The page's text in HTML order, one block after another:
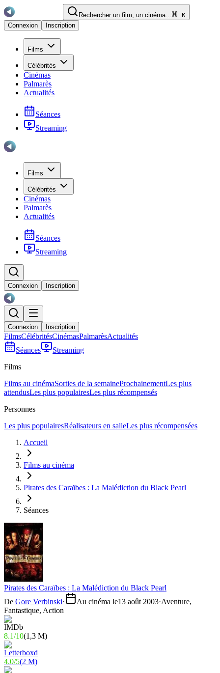
Rechercher un film, un cinéma...
K
Connexion
Inscription
Films
Célébrités
Cinémas
Palmarès
Actualités
Séances
Streaming
Films
Célébrités
Cinémas
Palmarès
Actualités
Séances
Streaming
Connexion Inscription
Connexion Inscription
FilmsCélébritésCinémasPalmarèsActualités
Séances
Streaming
Films
Films au cinémaSorties de la semaineProchainementLes plus
attendusLes plus populairesLes plus récompensés
Personnes
Les plus populairesRéalisateurs en salleLes plus récompensées
Accueil
Films au cinéma
Pirates des Caraïbes : La Malédiction du Black Pearl
Séances
Pirates des Caraïbes : La Malédiction du Black Pearl
De Gore Verbinski· Au cinéma le13 août 2003·Aventure,
Fantastique, Action
8.1/10(1,3 M)
4.0/5(2 M)